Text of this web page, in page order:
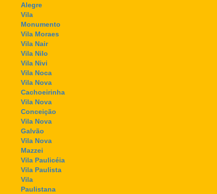
Alegre
Vila
Monumento
Vila Moraes
Vila Nair
Vila Nilo
Vila Nivi
Vila Noca
Vila Nova
Cachoeirinha
Vila Nova
Conceição
Vila Nova
Galvão
Vila Nova
Mazzei
Vila Paulicéia
Vila Paulista
Vila
Paulistana